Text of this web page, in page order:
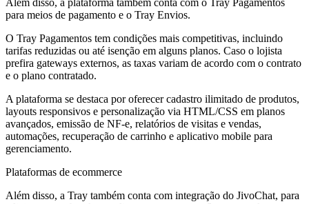
para meios de pagamento e o Tray Envios.
O Tray Pagamentos tem condições mais competitivas, incluindo
tarifas reduzidas ou até isenção em alguns planos. Caso o lojista
prefira gateways externos, as taxas variam de acordo com o contrato
e o plano contratado.
A plataforma se destaca por oferecer cadastro ilimitado de produtos,
layouts responsivos e personalização via HTML/CSS em planos
avançados, emissão de NF-e, relatórios de visitas e vendas,
automações, recuperação de carrinho e aplicativo mobile para
gerenciamento.
Plataformas de ecommerce
Além disso, a Tray também conta com integração do JivoChat, para